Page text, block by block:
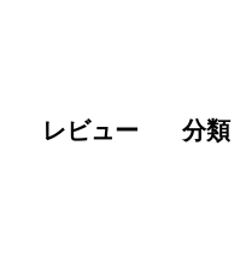
レビュー 分類